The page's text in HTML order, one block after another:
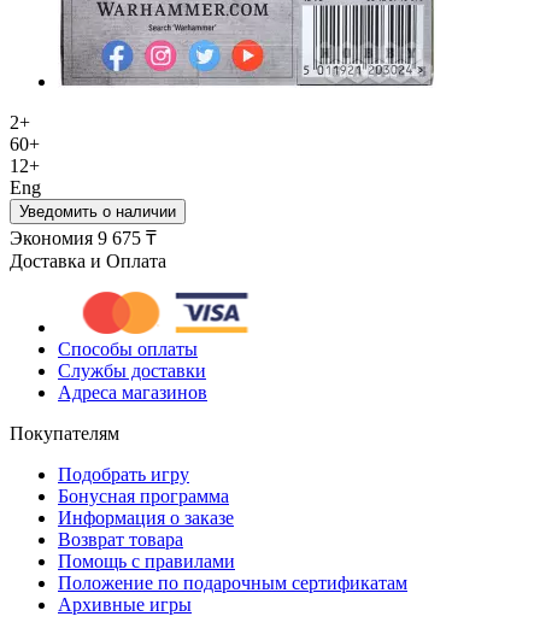
2+
60+
12+
Eng
Уведомить о наличии
Экономия 9 675 ₸
Доставка и Оплата
Способы оплаты
Службы доставки
Адреса магазинов
Покупателям
Подобрать игру
Бонусная программа
Информация о заказе
Возврат товара
Помощь с правилами
Положение по подарочным сертификатам
Архивные игры